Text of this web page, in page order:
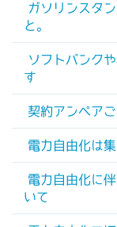
ガソリンスタ
と。
ソフトバンク
す
契約アンペア
電力自由化は
電力自由化に
いて